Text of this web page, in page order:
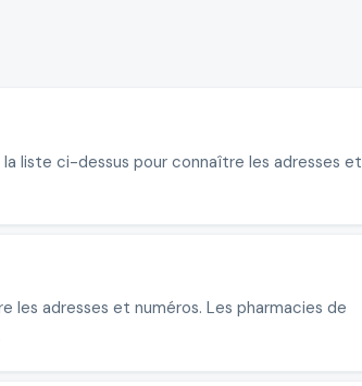
liste ci-dessus pour connaître les adresses et
adresses et numéros. Les pharmacies de